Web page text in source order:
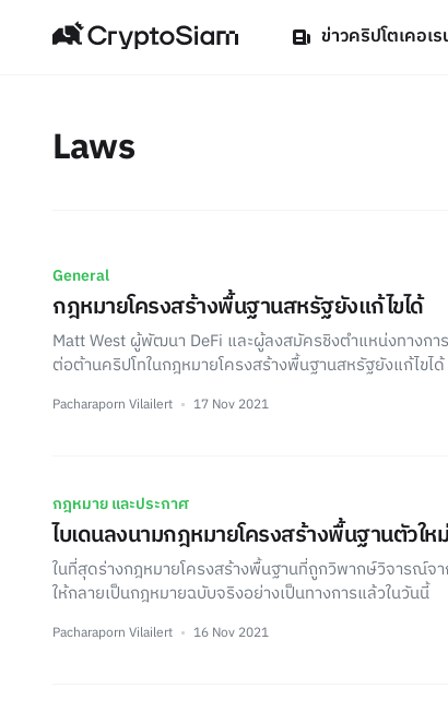
ข่าวคริปโตเคอเ
Laws
General
กฎหมายโครงสร้างพื้นฐานสหรัฐยังแก้ไขได้
Matt West ผู้พัฒนา DeFi และผู้ลงสมัครชิงตำแหน่งทางกา
ต่อต้านคริปโทในกฎหมายโครงสร้างพื้นฐานสหรัฐยังแก้ไขได้
Pacharaporn Vilailert 17 Nov 2021
กฎหมาย และประกาศ
ไบเดนลงนามกฎหมายโครงสร้างพื้นฐานตัวให
ในที่สุดร่างกฎหมายโครงสร้างพื้นฐานที่ถูกวิพากษ์วิจารณ์จ
ให้กลายเป็นกฎหมายฉบับจริงอย่างเป็นทางการแล้วในวันนี้
Pacharaporn Vilailert 16 Nov 2021